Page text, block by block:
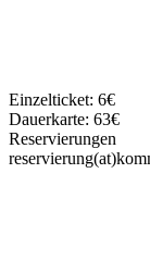
Einzelticket: 6€
Dauerkarte: 63€